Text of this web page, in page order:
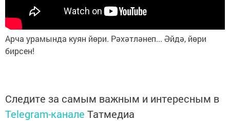
Арча урамында куян йөри. Рәхәтләнеп... Әйдә, йөри
бирсен!
Следите за самым важным и интересным в
Telegram-канале Татмедиа